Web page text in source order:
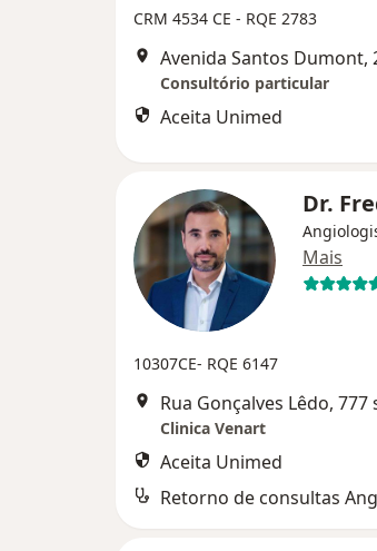
CRM 4534 CE - RQE 2783
Consultório particular
Aceita Unimed
Dr.
Mais
10307CE- RQE 6147
Clinica Venart
Aceita Unimed
Retorno de consultas